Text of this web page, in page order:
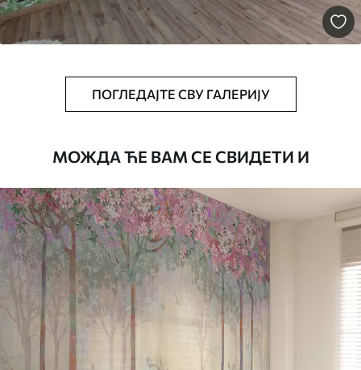
4472 .42 2683.45 RSD/m²
.003315.00RSD/m²
6333.333800.00 RSD/m²
Peel and Stick
8166.674900.00RSD/m²
ПОГЛЕДАЈТЕ СВУ ГАЛЕРИЈУ
МОЖДА ЋЕ ВАМ СЕ СВИДЕТИ И